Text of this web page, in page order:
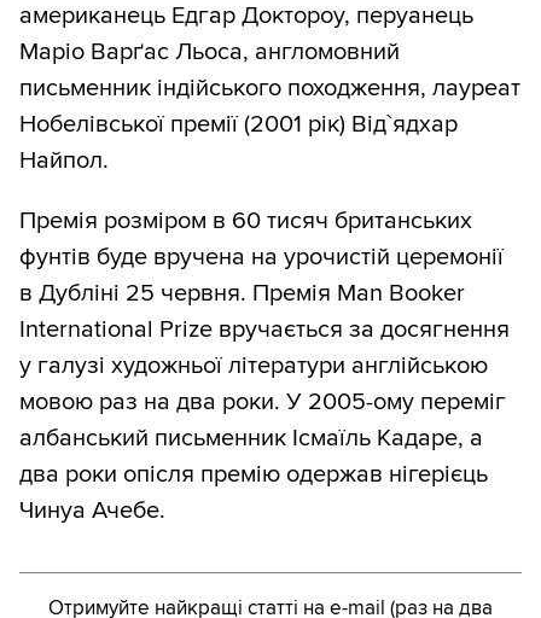
американець Едгар Доктороу, перуанець
Маріо Варґас Льоса, англомовний
письменник індійського походження, лауреат
Нобелівської премії (2001 рік) Від`ядхар
Найпол.
Премія розміром в 60 тисяч британських
фунтів буде вручена на урочистій церемонії
в Дубліні 25 червня. Премія Man Booker
International Prize вручається за досягнення
у галузі художньої літератури англійською
мовою раз на два роки. У 2005-ому переміг
албанський письменник Ісмаїль Кадаре, а
два роки опісля премію одержав нігерієць
Чинуа Ачебе.
Отримуйте найкращі статті на e-mail (раз на два